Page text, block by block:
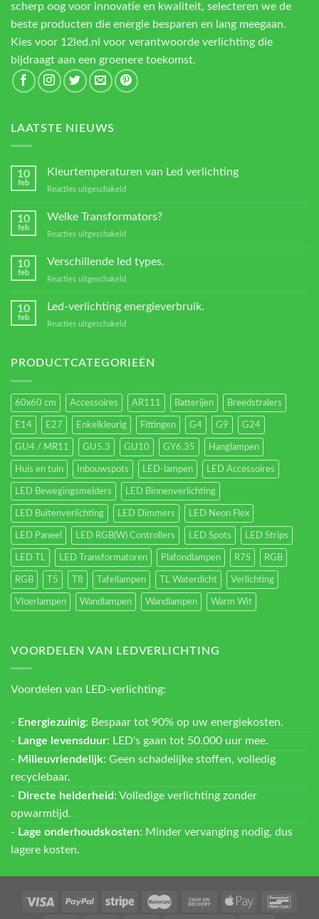
scherp oog voor innovatie en kwaliteit, selecteren we de
beste producten die energie besparen en lang meegaan.
Kies voor 12led.nl voor verantwoorde verlichting die
bijdraagt aan een groenere toekomst.
LAATSTE NIEUWS
10
feb
Kleurtemperaturen van Led verlichting
Reacties uitgeschakeld
verlichting
10
feb
Welke Transformators?
Reacties uitgeschakeld
Transformators?
10
feb
Verschillende led types.
Reacties uitgeschakeld
10
feb
Led-verlichting energieverbruik.
Reacties uitgeschakeld
energieverbruik.
PRODUCTCATEGORIEËN
60x60 cm Accessoires AR111 Batterijen Breedstralers
E14 E27 Enkelkleurig Fittingen G4 G9 G24
GU4 / MR11 GU5.3 GU10 GY6.35 Hanglampen
Huis en tuin Inbouwspots LED-lampen LED Accessoires
LED Bewegingsmelders LED Binnenverlichting
LED Buitenverlichting LED Dimmers LED Neon Flex
LED Paneel LED RGB(W) Controllers LED Spots LED Strips
LED TL LED Transformatoren Plafondlampen R7S RGB
RGB T5 T8 Tafellampen TL Waterdicht Verlichting
Vloerlampen Wandlampen Wandlampen Warm Wit
VOORDELEN VAN LEDVERLICHTING
Voordelen van LED-verlichting:
- Energiezuinig: Bespaar tot 90% op uw energiekosten.
- Lange levensduur: LED's gaan tot 50.000 uur mee.
- Milieuvriendelijk: Geen schadelijke stoffen, volledig
recyclebaar.
- Directe helderheid : Volledige verlichting zonder
opwarmtijd.
- Lage onderhoudskosten: Minder vervanging nodig, dus
lagere kosten.